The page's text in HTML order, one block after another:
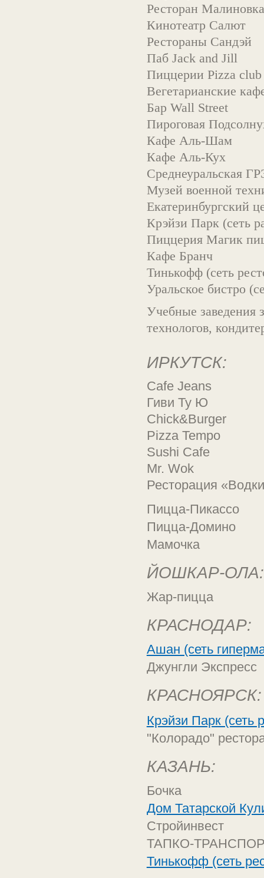
Ресторан Малиновка
Кинотеатр Салют
Рестораны Сандэй
Паб Jack and Jill
Пиццерии Pizza club
Вегетарианские
Бар Wall Street
Пироговая
Кафе Аль-Шам
Кафе Аль-Кух
Среднеуральская
Музей военной
Екатеринбургский
Крэйзи Парк (сеть
Пиццерия Магик
Кафе Бранч
Тинькофф (сеть
Уральское бистро
Учебные заведения
технологов,
ИРКУТСК:
Cafe Jeans
Гиви Ту Ю
Chick&Burger
Pizza Tempo
Sushi Cafe
Mr. Wok
Ресторация
Пицца-Пикассо
Пицца-Домино
Мамочка
ЙОШКАР-ОЛА:
Жар-пицца
КРАСНОДАР:
Ашан (сеть
Джунгли Экспресс
КРАСНОЯРСК:
Крэйзи Парк (сеть
"Колорадо"
КАЗАНЬ:
Бочка
Дом Татарской
Стройинвест
ТАПКО-
Тинькофф (сеть